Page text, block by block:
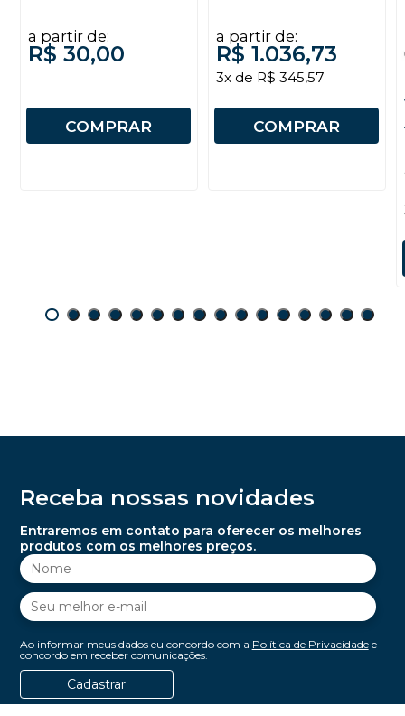
a partir de:
R$ 30,00
COMPRAR
a partir de:
R$ 1.036,73
3x de R$ 345,57
COMPRAR
Receba nossas novidades
Entraremos em contato para oferecer os melhores
produtos com os melhores preços.
Ao informar meus dados eu concordo com a Política de Privacidadee
concordo em receber comunicações.
Cadastrar